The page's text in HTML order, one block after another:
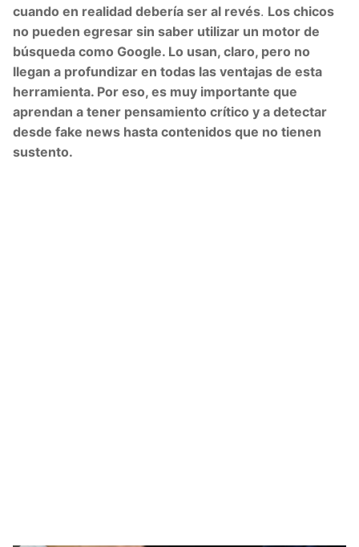
cuando en realidad debería ser al revés. Los chicos
no pueden egresar sin saber utilizar un motor de
búsqueda como Google. Lo usan, claro, pero no
llegan a profundizar en todas las ventajas de esta
herramienta. Por eso, es muy importante que
aprendan a tener pensamiento crítico y a detectar
desde fake news hasta contenidos que no tienen
sustento.